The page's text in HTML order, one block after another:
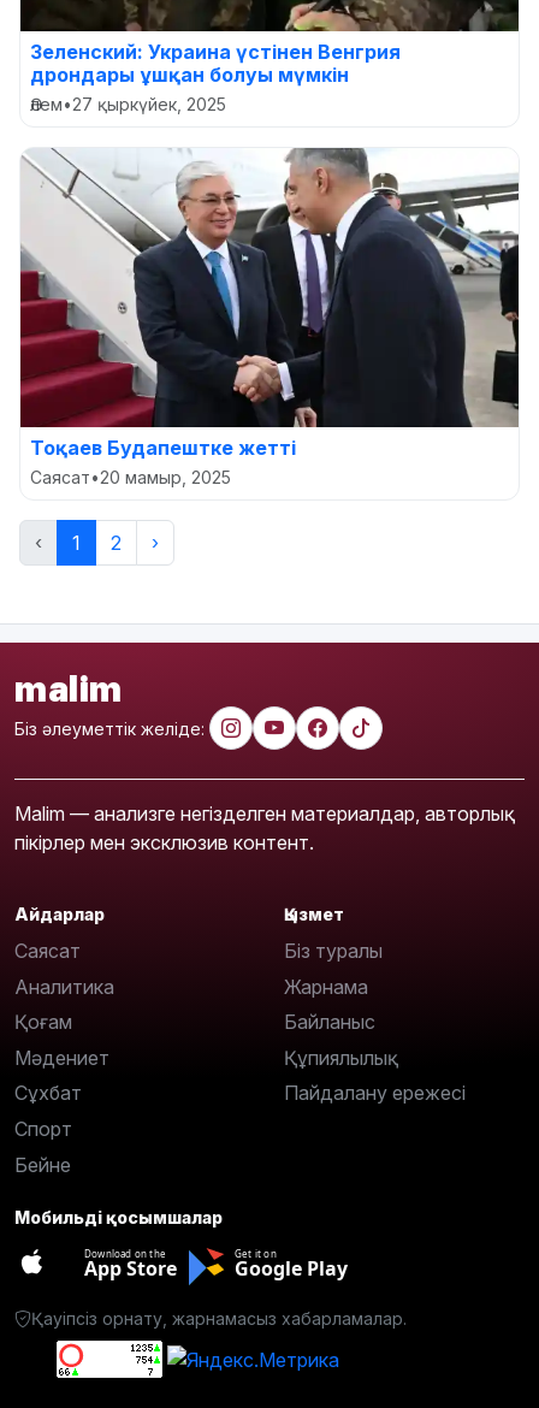
Зеленский: Украина үстінен Венгрия
дрондары ұшқан болуы мүмкін
Әлем•27 қыркүйек, 2025
Тоқаев Будапештке жетті
Саясат•20 мамыр, 2025
‹ 1 2 ›
malim
Біз әлеуметтік желіде:
Malim — анализге негізделген материалдар, авторлық
пікірлер мен эксклюзив контент.
Айдарлар
Саясат
Аналитика
Қоғам
Мәдениет
Сұхбат
Спорт
Бейне
Қызмет
Біз туралы
Жарнама
Байланыс
Құпиялылық
Пайдалану ережесі
Мобильді қосымшалар
Download on the
App Store
Get it on
Google Play
Қауіпсіз орнату, жарнамасыз хабарламалар.